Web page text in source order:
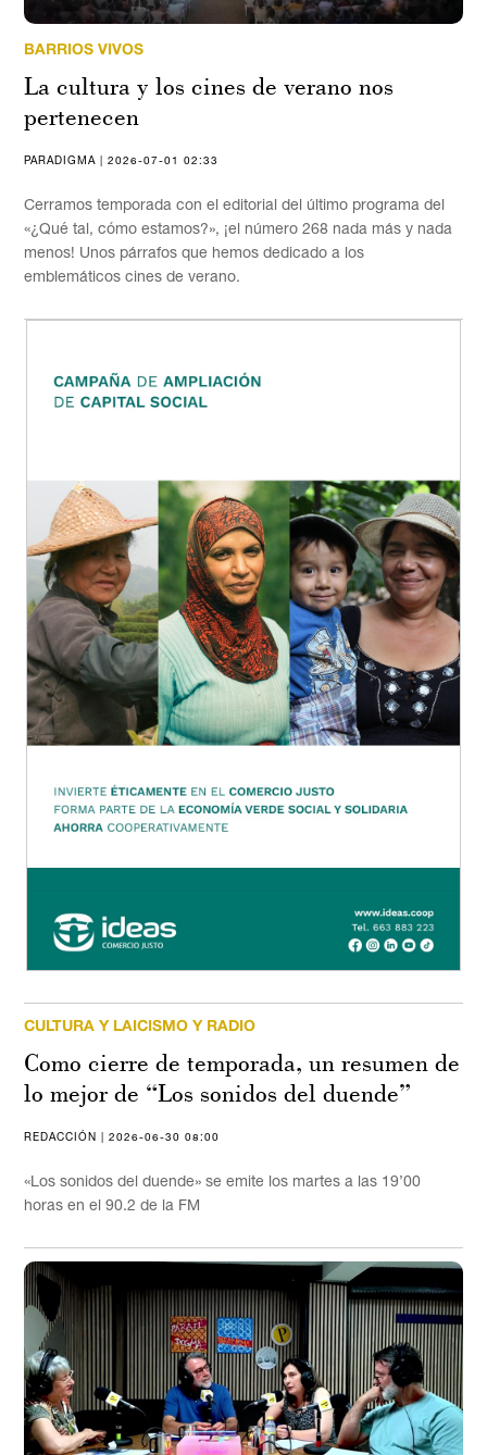
BARRIOS VIVOS
La cultura y los cines de verano nos
pertenecen
PARADIGMA | 2026-07-01 02:33
Cerramos temporada con el editorial del último programa del
«¿Qué tal, cómo estamos?», ¡el número 268 nada más y nada
menos! Unos párrafos que hemos dedicado a los
emblemáticos cines de verano.
CULTURA Y LAICISMO Y RADIO
Como cierre de temporada, un resumen de
lo mejor de “Los sonidos del duende”
REDACCIÓN | 2026-06-30 08:00
«Los sonidos del duende» se emite los martes a las 19’00
horas en el 90.2 de la FM